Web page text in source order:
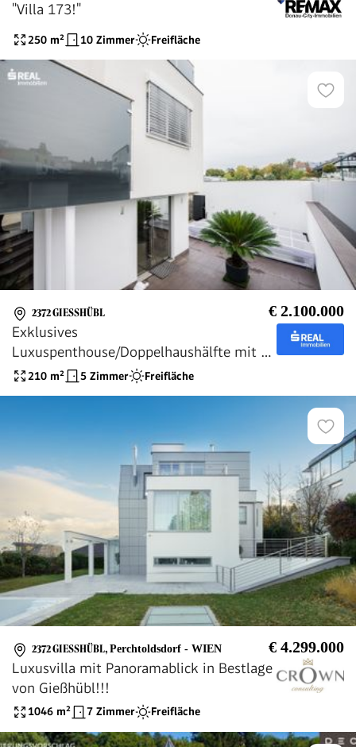
"Villa 173!"
250 m² 10 Zimmer Freifläche
2372 GIESSHÜBL € 2.100.000
Exklusives
Luxuspenthouse/Doppelhaushälfte mit 5
Zimmern, 2 Garagenplätzen, Heimkino
210 m² 5 Zimmer Freifläche
2372 GIESSHÜBL , Perchtoldsdorf - WIEN € 4.299.000
Luxusvilla mit Panoramablick in Bestlage
von Gießhübl!!!
1046 m² 7 Zimmer Freifläche